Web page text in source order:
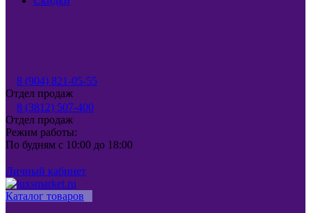
8 (904) 821-05-55
Отдел продаж
8 (3812) 507-400
Отдел продаж
Режим работы:
По будням с 10:00 до 18:00
Личный кабинет
Каталог товаров